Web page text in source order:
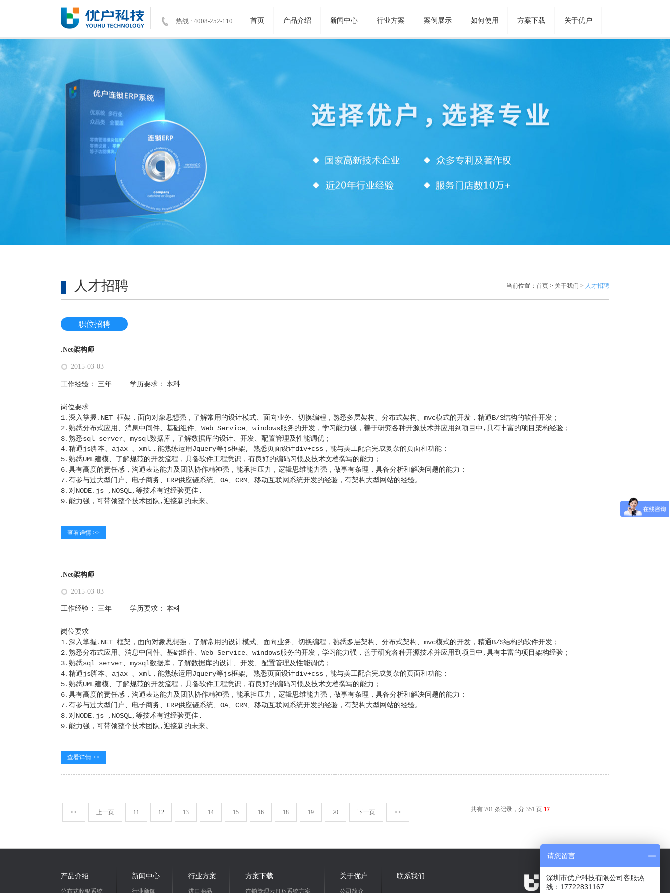
热线 : 4008-252-110 首页 产品介绍 新闻中心 行业方案 案例展示 如何使用 方案下载 关于优户
人才招聘 当前位置： 首页 > 关于我们 > 人才招聘
职位招聘
.Net架构师
2015-03-03
工作经验： 三年 学历要求： 本科
岗位要求
1.深入掌握.NET 框架，面向对象思想强，了解常用的设计模式、面向业务、切换编程，熟悉多层架构、分布式架构、mvc模式的开发，精通B/S结构的软件开发；
2.熟悉分布式应用、消息中间件、基础组件、Web Service、windows服务的开发，学习能力强，善于研究各种开源技术并应用到项目中,具有丰富的项目架构经验；
3.熟悉sql server、mysql数据库，了解数据库的设计、开发、配置管理及性能调优；
4.精通js脚本、ajax 、xml，能熟练运用Jquery等js框架, 熟悉页面设计div+css，能与美工配合完成复杂的页面和功能；
5.熟悉UML建模、了解规范的开发流程，具备软件工程意识，有良好的编码习惯及技术文档撰写的能力；
6.具有高度的责任感，沟通表达能力及团队协作精神强，能承担压力，逻辑思维能力强，做事有条理，具备分析和解决问题的能力；
7.有参与过大型门户、电子商务、ERP供应链系统、OA、CRM、移动互联网系统开发的经验，有架构大型网站的经验。
8.对NODE.js ,NOSQL,等技术有过经验更佳.
9.能力强，可带领整个技术团队,迎接新的未来。
查看详情 >>
.Net架构师
2015-03-03
工作经验： 三年 学历要求： 本科
岗位要求
1.深入掌握.NET 框架，面向对象思想强，了解常用的设计模式、面向业务、切换编程，熟悉多层架构、分布式架构、mvc模式的开发，精通B/S结构的软件开发；
2.熟悉分布式应用、消息中间件、基础组件、Web Service、windows服务的开发，学习能力强，善于研究各种开源技术并应用到项目中,具有丰富的项目架构经验；
3.熟悉sql server、mysql数据库，了解数据库的设计、开发、配置管理及性能调优；
4.精通js脚本、ajax 、xml，能熟练运用Jquery等js框架, 熟悉页面设计div+css，能与美工配合完成复杂的页面和功能；
5.熟悉UML建模、了解规范的开发流程，具备软件工程意识，有良好的编码习惯及技术文档撰写的能力；
6.具有高度的责任感，沟通表达能力及团队协作精神强，能承担压力，逻辑思维能力强，做事有条理，具备分析和解决问题的能力；
7.有参与过大型门户、电子商务、ERP供应链系统、OA、CRM、移动互联网系统开发的经验，有架构大型网站的经验。
8.对NODE.js ,NOSQL,等技术有过经验更佳.
9.能力强，可带领整个技术团队,迎接新的未来。
查看详情 >>
共有 701 条记录，分 351 页
<< 上一页 11 12 13 14 15 16 17
18 19 20 下一页 >>
产品介绍
分布式收银系统
新闻中心
行业新闻
行业方案
进口商品
方案下载
连锁管理云POS系统方案
关于优户
公司简介
联系我们
请您留言
深圳市优户科技有限公司客服热
线：17722831167